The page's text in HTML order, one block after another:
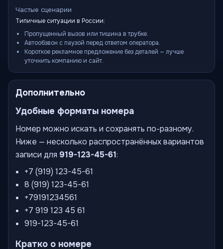
Частые сценарии
Типичные ситуации в России:
Пропущенный вызов или тишина в трубке.
Автообзвон с паузой перед ответом оператора.
Короткое рекламное предложение без деталей — лучше
уточнить компанию и сайт.
Дополнительно
Удобные форматы номера
Номер можно искать и сохранять по-разному.
Ниже — несколько распространённых вариантов
записи для 919-123-45-61:
+7 (919) 123-45-61
8 (919) 123-45-61
+79191234561
+7 919 123 45 61
919-123-45-61
Кратко о номере